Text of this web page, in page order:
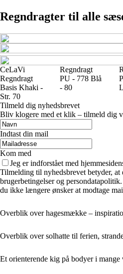
Regndragter til alle
CeLaVi
Regndragt
Basis Khaki -
Str. 70
Regndragt
PU - 778 Blå
- 80
Tilmeld dig nyhedsbrevet
Bliv klogere med et klik – tilmeld dig
Indtast din mail
Kom med
Jeg er indforstået med
Tilmelding til nyhedsbrevet betyder, at
brugerbetingelser og
du ikke længere ønsker at modtage
Overblik over hagesmække –
Overblik over solhatte til ferien,
Et orienterende kig på bodyer i mange